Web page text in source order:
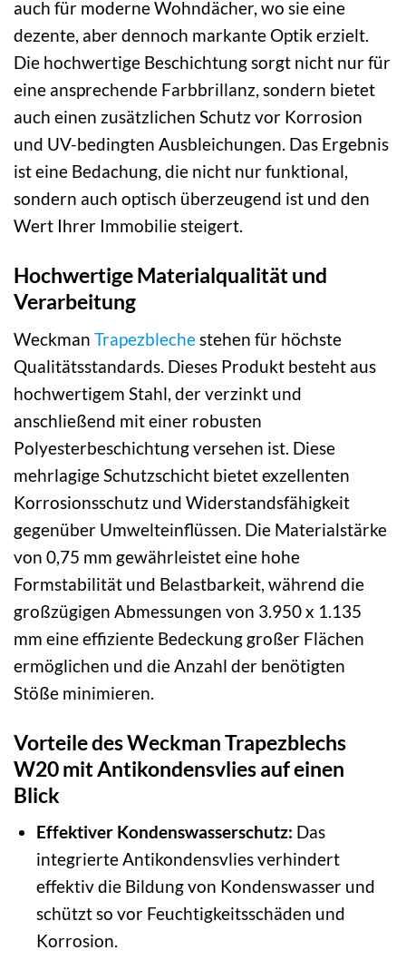
auch für moderne Wohndächer, wo sie eine
dezente, aber dennoch markante Optik erzielt.
Die hochwertige Beschichtung sorgt nicht nur für
eine ansprechende Farbbrillanz, sondern bietet
auch einen zusätzlichen Schutz vor Korrosion
und UV-bedingten Ausbleichungen. Das Ergebnis
ist eine Bedachung, die nicht nur funktional,
sondern auch optisch überzeugend ist und den
Wert Ihrer Immobilie steigert.
Hochwertige Materialqualität und
Verarbeitung
Weckman Trapezblechestehen für höchste
Qualitätsstandards. Dieses Produkt besteht aus
hochwertigem Stahl, der verzinkt und
anschließend mit einer robusten
Polyesterbeschichtung versehen ist. Diese
mehrlagige Schutzschicht bietet exzellenten
Korrosionsschutz und Widerstandsfähigkeit
gegenüber Umwelteinflüssen. Die Materialstärke
von 0,75 mm gewährleistet eine hohe
Formstabilität und Belastbarkeit, während die
großzügigen Abmessungen von 3.950 x 1.135
mm eine effiziente Bedeckung großer Flächen
ermöglichen und die Anzahl der benötigten
Stöße minimieren.
Vorteile des Weckman Trapezblechs
W20 mit Antikondensvlies auf einen
Blick
Effektiver Kondenswasserschutz: Das
integrierte Antikondensvlies verhindert
effektiv die Bildung von Kondenswasser und
schützt so vor Feuchtigkeitsschäden und
Korrosion.